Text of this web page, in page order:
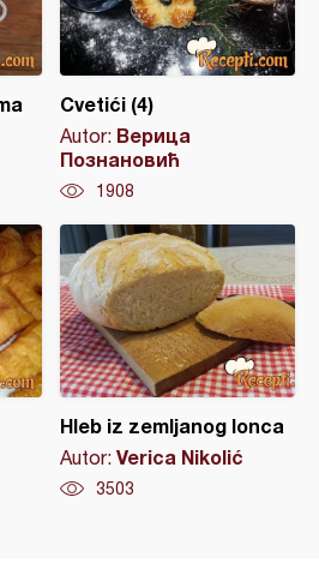
Cvetići (4)
Autor: Верица
Познановић
1908
Hleb iz zemljanog lonca
Autor: Verica Nikolić
3503